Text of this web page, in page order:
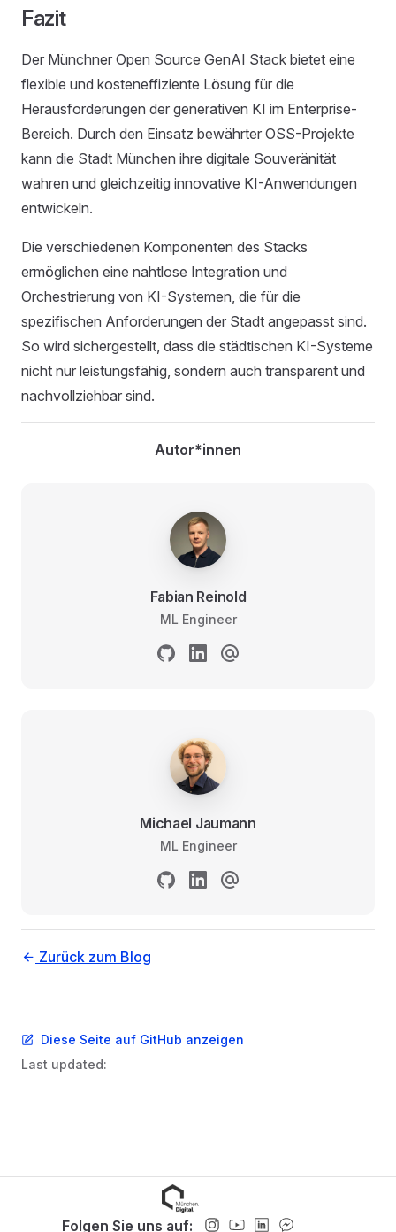
Fazit
Der Münchner Open Source GenAI Stack bietet eine
flexible und kosteneffiziente Lösung für die
Herausforderungen der generativen KI im Enterprise-
Bereich. Durch den Einsatz bewährter OSS-Projekte
kann die Stadt München ihre digitale Souveränität
wahren und gleichzeitig innovative KI-Anwendungen
entwickeln.
Die verschiedenen Komponenten des Stacks
ermöglichen eine nahtlose Integration und
Orchestrierung von KI-Systemen, die für die
spezifischen Anforderungen der Stadt angepasst sind.
So wird sichergestellt, dass die städtischen KI-Systeme
nicht nur leistungsfähig, sondern auch transparent und
nachvollziehbar sind.
Autor*innen
Fabian Reinold
ML Engineer
Michael Jaumann
ML Engineer
Zurück zum Blog
Diese Seite auf GitHub anzeigen
Last updated:
Folgen Sie uns auf: